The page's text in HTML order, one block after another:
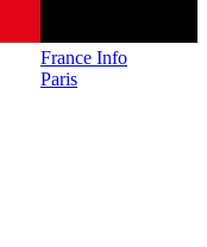
France Info
Paris